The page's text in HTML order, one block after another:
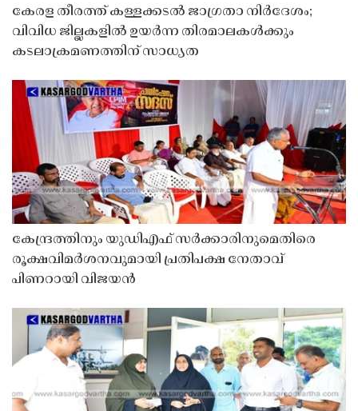
കേരള തീരത്ത് കള്ളക്കടൽ ജാഗ്രതാ നിർദേശം;
വിവിധ ജില്ലകളിൽ ഉയർന്ന തിരമാലകൾക്കും
കടലാക്രമണത്തിന് സാധ്യത
കേന്ദ്രത്തിനും യുഡിഎഫ് സർക്കാരിനുമെതിരെ
രൂക്ഷവിമർശനവുമായി പ്രതിപക്ഷ നേതാവ്
പിണറായി വിജയൻ